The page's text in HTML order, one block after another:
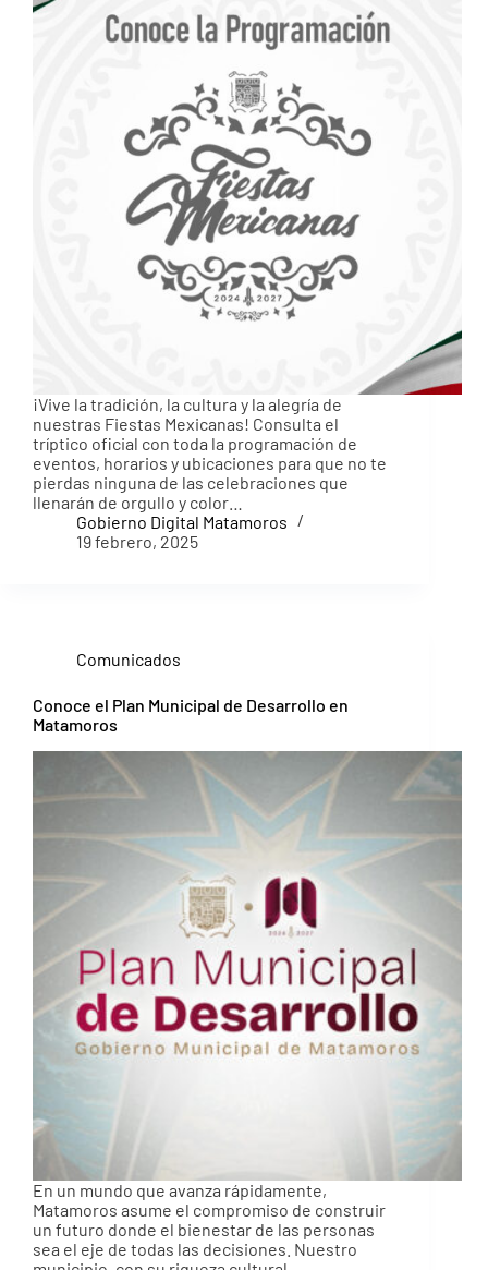
¡Vive la tradición, la cultura y la alegría de
nuestras Fiestas Mexicanas! Consulta el
tríptico oficial con toda la programación de
eventos, horarios y ubicaciones para que no te
pierdas ninguna de las celebraciones que
llenarán de orgullo y color…
Gobierno Digital Matamoros
19 febrero, 2025
Comunicados
Conoce el Plan Municipal de Desarrollo en
Matamoros
En un mundo que avanza rápidamente,
Matamoros asume el compromiso de construir
un futuro donde el bienestar de las personas
sea el eje de todas las decisiones. Nuestro